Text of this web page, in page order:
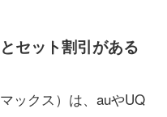
セット割引がある
ックス）は、auやUQ